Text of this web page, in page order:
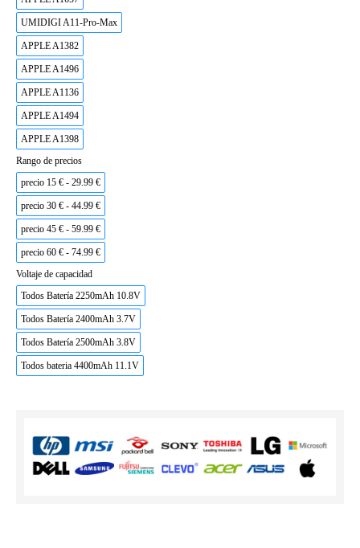
UMIDIGI A11-Pro-Max
APPLE A1382
APPLE A1496
APPLE A1136
APPLE A1494
APPLE A1398
Rango de precios
precio 15 € - 29.99 €
precio 30 € - 44.99 €
precio 45 € - 59.99 €
precio 60 € - 74.99 €
Voltaje de capacidad
Todos Batería 2250mAh 10.8V
Todos Batería 2400mAh 3.7V
Todos Batería 2500mAh 3.8V
Todos bateria 4400mAh 11.1V